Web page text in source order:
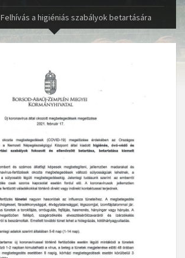
Felhívás a higiéniás szabályok betartására